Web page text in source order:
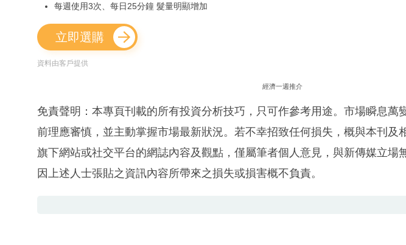
每週使用3次、每日25分鐘 髮量明顯增加
立即選購
資料由客戶提供
經濟一週推介
免責聲明：本專頁刊載的所有投資分析技巧，只可作參考用途。市場瞬息萬
前理應審慎，並主動掌握市場最新狀況。若不幸招致任何損失，概與本刊及
旗下網站或社交平台的網誌內容及觀點，僅屬筆者個人意見，與新傳媒立場
因上述人士張貼之資訊內容所帶來之損失或損害概不負責。